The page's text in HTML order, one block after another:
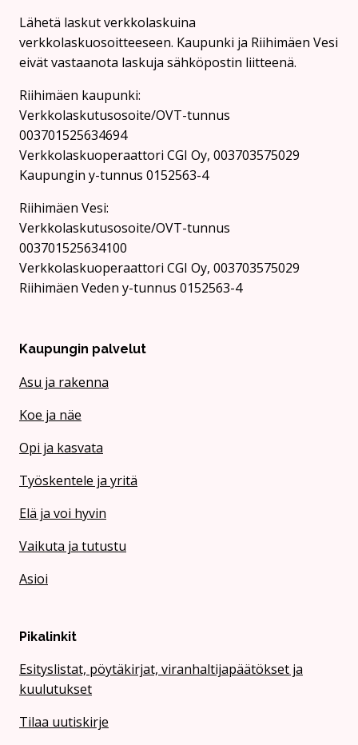
Lähetä laskut verkkolaskuina
verkkolaskuosoitteeseen. Kaupunki ja Riihimäen Vesi
eivät vastaanota laskuja sähköpostin liitteenä.
Riihimäen kaupunki:
Verkkolaskutusosoite/OVT-tunnus
003701525634694
Verkkolaskuoperaattori CGI Oy, 003703575029
Kaupungin y-tunnus 0152563-4
Rii­hi­mäen Vesi:
Verkkolaskutusosoite/OVT-tunnus
003701525634100
Verkkolaskuoperaattori CGI Oy, 003703575029
Riihimäen Veden y-tunnus 0152563-4
Kaupungin palvelut
Asu ja rakenna
Koe ja näe
Opi ja kasvata
Työskentele ja yritä
Elä ja voi hyvin
Vaikuta ja tutustu
Asioi
Pikalinkit
Esityslistat, pöytäkirjat, viranhaltijapäätökset ja
kuulutukset
Tilaa uutiskirje